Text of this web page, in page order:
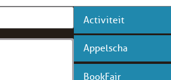
Activiteit
Appelscha
BookFair